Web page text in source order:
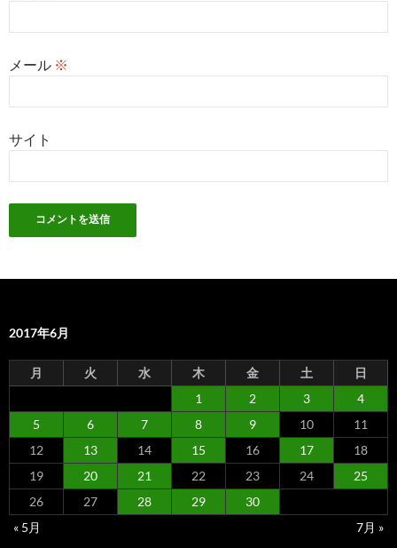
メール ※
サイト
2017年6月
月 火 水 木 金 土
日
1
2 3
4
5
6 7 8 9 10
11
12
13 14 15 16 17
18
19
20 21 22 23 24
25
26
27 28 29
30
« 5月
7月 »